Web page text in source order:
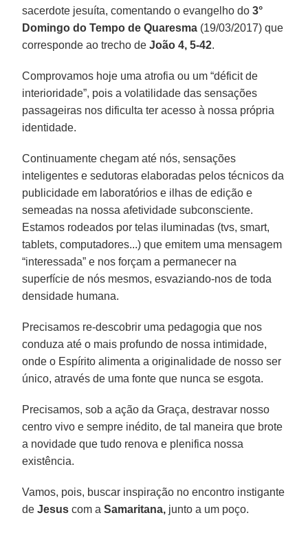
sacerdote jesuíta, comentando o evangelho do3°
Domingo do Tempo de Quaresma (19/03/2017) que
corresponde ao trecho de João 4, 5-42.
Comprovamos hoje uma atrofia ou um “déficit de
interioridade”, pois a volatilidade das sensações
passageiras nos dificulta ter acesso à nossa própria
identidade.
Continuamente chegam até nós, sensações
inteligentes e sedutoras elaboradas pelos técnicos da
publicidade em laboratórios e ilhas de edição e
semeadas na nossa afetividade subconsciente.
Estamos rodeados por telas iluminadas (tvs, smart,
tablets, computadores...) que emitem uma mensagem
“interessada” e nos forçam a permanecer na
superfície de nós mesmos, esvaziando-nos de toda
densidade humana.
Precisamos re-descobrir uma pedagogia que nos
conduza até o mais profundo de nossa intimidade,
onde o Espírito alimenta a originalidade de nosso ser
único, através de uma fonte que nunca se esgota.
Precisamos, sob a ação da Graça, destravar nosso
centro vivo e sempre inédito, de tal maneira que brote
a novidade que tudo renova e plenifica nossa
existência.
Vamos, pois, buscar inspiração no encontro instigante
deJesus com aSamaritana, junto a um poço.